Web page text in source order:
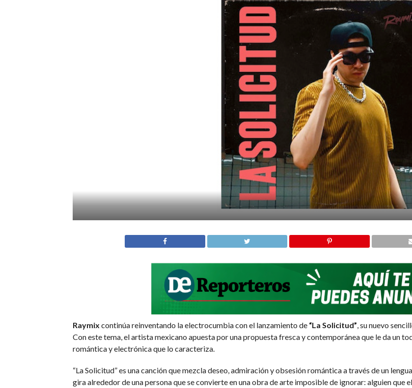
Raymix continúa reinventando la electrocumbia con el lanzamiento de “La Solicitud”, su nuevo
Con este tema, el artista mexicano apuesta por una propuesta fresca y contemporánea que le da un
romántica y electrónica que lo caracteriza.
“La Solicitud” es una canción que mezcla deseo, admiración y obsesión romántica a través de un
gira alrededor de una persona que se convierte en una obra de arte imposible de ignorar: alguien